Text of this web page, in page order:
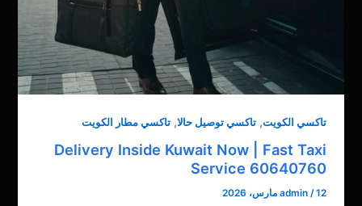
تاكسي الكويت,تاكسي توصيل حالا,تاكسي مطار الكويت
Delivery Inside Kuwait Now | Fast Taxi
Service 60640760
admin /12 مارس، 2026